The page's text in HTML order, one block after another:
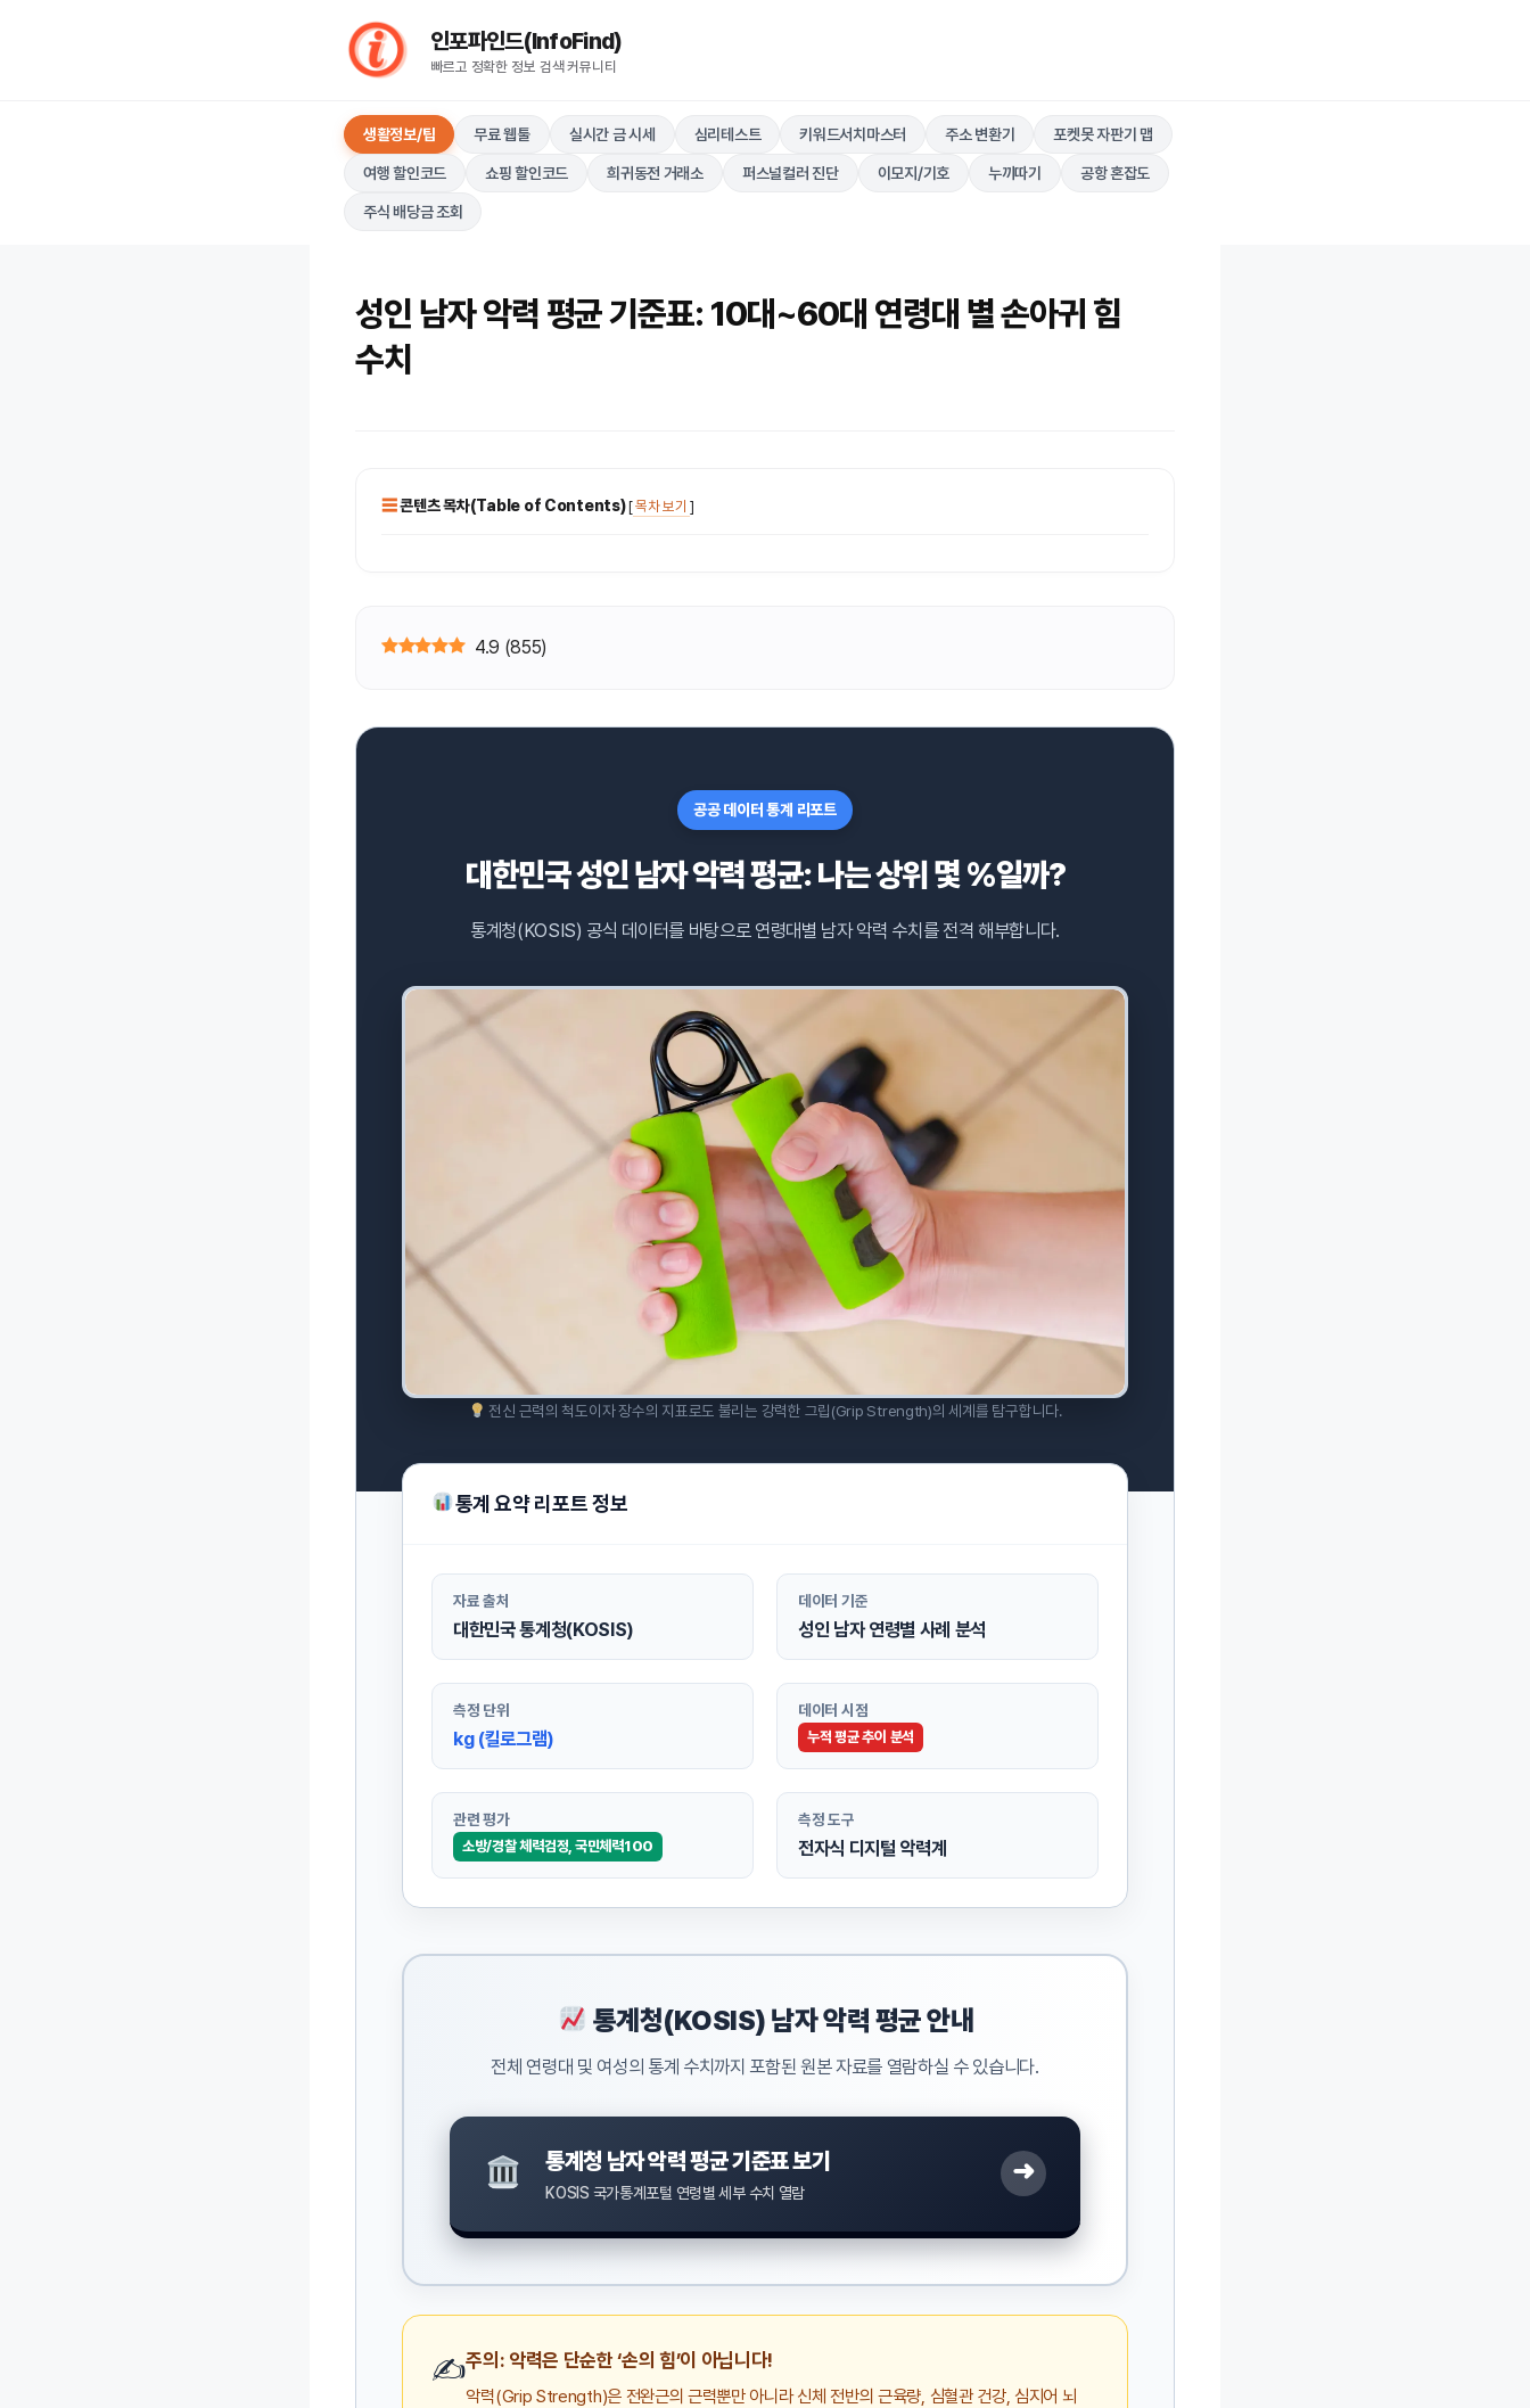
인포파인드(InfoFind)​​​​
빠르고 정확한 정보 검색 커뮤니티
생활정보/팁 무료 웹툴 실시간 금 시세 심리테스트 키워드서치마스터 주소 변환기 포켓못 자판기 맵
여행 할인코드 쇼핑 할인코드 희귀동전 거래소 퍼스널컬러 진단 이모지/기호 누끼따기 공항 혼잡도
주식 배당금 조회
성인 남자 악력 평균 기준표: 10대~60대 연령대 별 손아귀 힘
수치
콘텐츠 목차(Table of Contents)[목차 보기 ]
4.9 (855)
공공 데이터 통계 리포트
대한민국 성인 남자 악력 평균: 나는 상위 몇 %일까?
통계청(KOSIS) 공식 데이터를 바탕으로 연령대별 남자 악력 수치를 전격 해부합니다.
전신 근력의 척도이자 장수의 지표로도 불리는 강력한 그립(Grip Strength)의 세계를 탐구합니다.
통계 요약 리포트 정보
자료 출처
대한민국 통계청(KOSIS)
데이터 기준
성인 남자 연령별 사례 분석
측정 단위
kg (킬로그램)
데이터 시점
누적 평균 추이 분석
관련 평가
소방/경찰 체력검정, 국민체력100
측정 도구
전자식 디지털 악력계
통계청(KOSIS) 남자 악력 평균 안내
전체 연령대 및 여성의 통계 수치까지 포함된 원본 자료를 열람하실 수 있습니다.
통계청 남자 악력 평균 기준표 보기
KOSIS 국가통계포털 연령별 세부 수치 열람
➜
✍️주의: 악력은 단순한 ‘손의 힘’이 아닙니다!
악력(Grip Strength)은 전완근의 근력뿐만 아니라 신체 전반의 근육량, 심혈관 건강, 심지어 뇌